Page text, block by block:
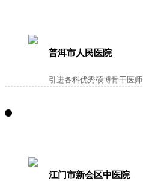
普洱市人民医院
引进各科优秀硕博骨干医师
江门市新会区中医院